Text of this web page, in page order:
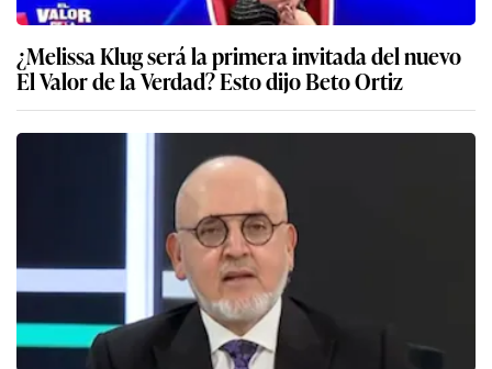
¿Melissa Klug será la primera invitada del nuevo
El Valor de la Verdad? Esto dijo Beto Ortiz